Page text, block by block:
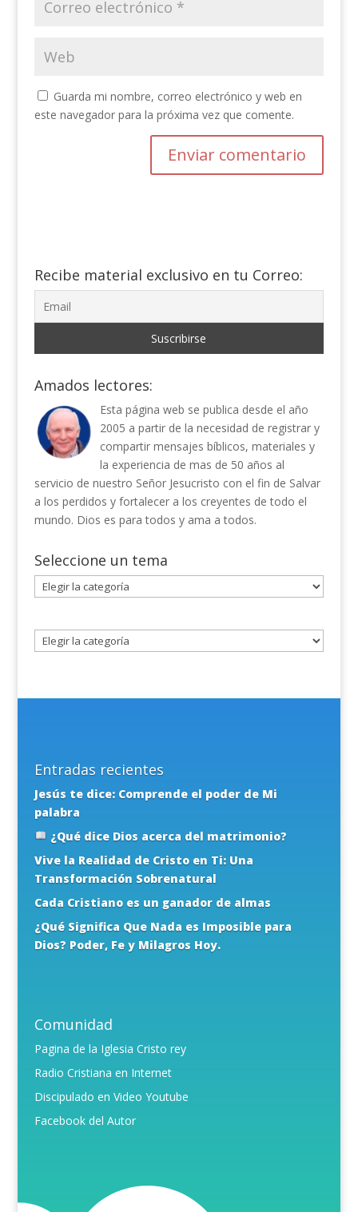
Guarda mi nombre, correo electrónico y web en
este navegador para la próxima vez que comente.
Recibe material exclusivo en tu Correo:
Amados lectores:
Esta página web se publica desde el año
2005 a partir de la necesidad de registrar y
compartir mensajes bíblicos, materiales y
la experiencia de mas de 50 años al
servicio de nuestro Señor Jesucristo con el fin de Salvar
a los perdidos y fortalecer a los creyentes de todo el
mundo. Dios es para todos y ama a todos.
Seleccione un tema
Seleccione
un
Entradas recientes
Jesús te dice: Comprende el poder de Mi
palabra
¿Qué dice Dios acerca del matrimonio?
Vive la Realidad de Cristo en Ti: Una
Transformación Sobrenatural
Cada Cristiano es un ganador de almas
¿Qué Significa Que Nada es Imposible para
Dios? Poder, Fe y Milagros Hoy.
Comunidad
Pagina de la Iglesia Cristo rey
Radio Cristiana en Internet
Discipulado en Video Youtube
Facebook del Autor